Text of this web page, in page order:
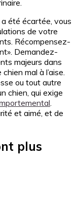
a été écartée, vous
de votre
Récompensez-
Demandez-
majeurs dans
mal à l’aise.
ou tout autre
chien, qui exige
et aimé, et de
plus